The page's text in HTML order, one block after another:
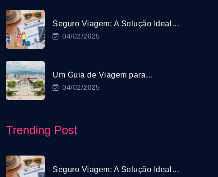
Seguro Viagem: A Solução Ideal…
04/02/2025
Um Guia de Viagem para…
04/02/2025
Trending Post
Seguro Viagem: A Solução Ideal…